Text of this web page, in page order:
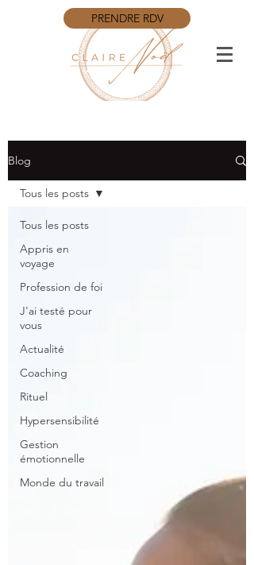
PRENDRE RDV
Blog
Tous les posts
Appris en
voyage
Profession de foi
J'ai testé pour
vous
Actualité
Coaching
Rituel
Hypersensibilité
Gestion
émotionnelle
Monde du travail
Tous les posts